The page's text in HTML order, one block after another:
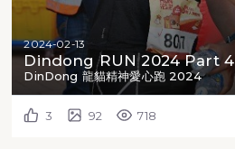
2024-02-13
Dindong RUN 2024 Part 4
DinDong 龍貓精神愛心跑 2024
3 92 718